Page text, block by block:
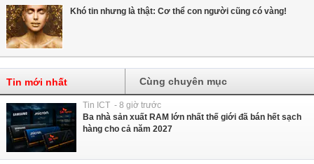
Khó tin nhưng là thật: Cơ thể con người cũng có vàng!
Tin mới nhất Cùng chuyên mục
Tin ICT - 8 giờ trước
Ba nhà sản xuất RAM lớn nhất thế giới đã bán hết sạch
hàng cho cả năm 2027